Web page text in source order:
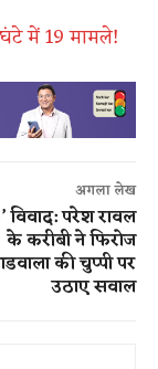
में 19 मामले!
अगला लेख
विवाद: परेश रावल
के करीबी ने फिरोज
की चुप्पी पर
उठाए सवाल